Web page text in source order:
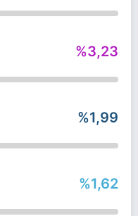
%3,23
%1,99
%1,62